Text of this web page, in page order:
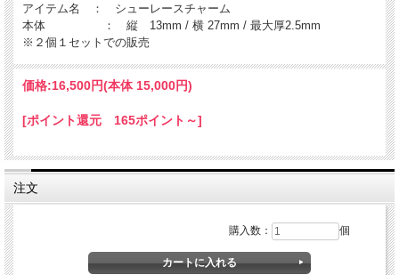
アイテム名 ： シューレースチャーム
本体 ： 縦 13mm / 横 27mm / 最大厚2.5mm
※２個１セットでの販売
価格:16,500円(本体 15,000円)
[ポイント還元 165ポイント～]
注文
購入数： 個